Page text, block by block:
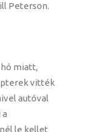
Peterson.
miatt,
vitték
autóval
le kellet